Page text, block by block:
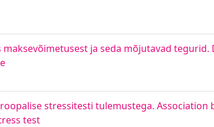
ja seda mõjutavad
stressitesti tulemustega.
test